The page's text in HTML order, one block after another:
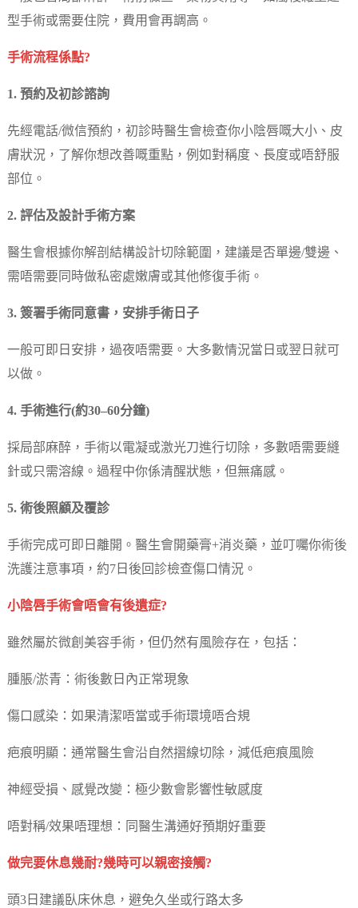
型手術或需要住院，費用會再調高。
手術流程係點?
1. 預約及初診諮詢
先經電話/微信預約，初診時醫生會檢查你小陰唇嘅大小、皮
膚狀況，了解你想改善嘅重點，例如對稱度、長度或唔舒服
部位。
2. 評估及設計手術方案
醫生會根據你解剖結構設計切除範圍，建議是否單邊/雙邊、
需唔需要同時做私密處嫩膚或其他修復手術。
3. 簽署手術同意書，安排手術日子
一般可即日安排，過夜唔需要。大多數情況當日或翌日就可
以做。
4. 手術進行(約30–60分鐘)
採局部麻醉，手術以電凝或激光刀進行切除，多數唔需要縫
針或只需溶線。過程中你係清醒狀態，但無痛感。
5. 術後照顧及覆診
手術完成可即日離開。醫生會開藥膏+消炎藥，並叮囑你術後
洗護注意事項，約7日後回診檢查傷口情況。
小陰唇手術會唔會有後遺症?
雖然屬於微創美容手術，但仍然有風險存在，包括：
腫脹/淤青：術後數日內正常現象
傷口感染：如果清潔唔當或手術環境唔合規
疤痕明顯：通常醫生會沿自然摺線切除，減低疤痕風險
神經受損、感覺改變：極少數會影響性敏感度
唔對稱/效果唔理想：同醫生溝通好預期好重要
做完要休息幾耐?幾時可以親密接觸?
頭3日建議臥床休息，避免久坐或行路太多